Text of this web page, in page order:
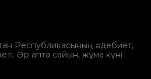
Республикасының әдебиет,
Әр апта сайын, жұма күні